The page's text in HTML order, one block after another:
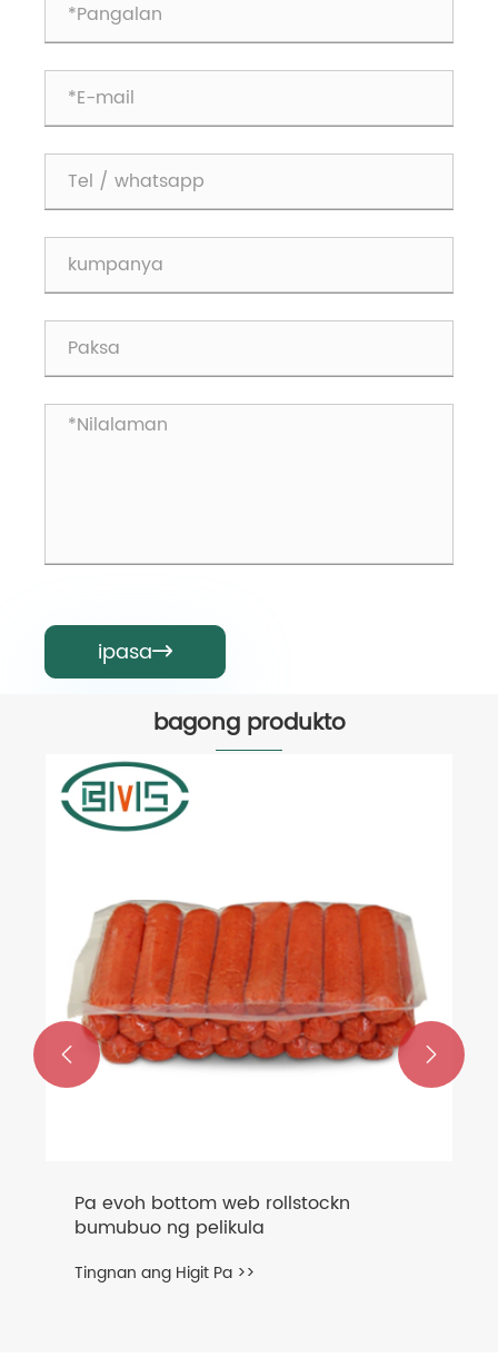
ipasa
bagong produkto
Pa evoh bottom web rollstockn
bumubuo ng pelikula
Tingnan ang Higit Pa >>
 